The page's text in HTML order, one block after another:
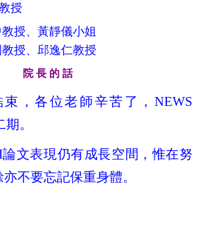
授
授、黃靜儀小姐
授、邱逸仁教授
院 長 的 話
束，各位老師辛苦了，NEWS
。
論文表現仍有成長空間，惟在努
不要忘記保重身體。